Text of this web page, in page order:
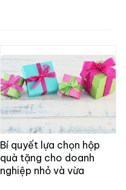
Bí quyết lựa chọn hộp
quà tặng cho doanh
nghiệp nhỏ và vừa